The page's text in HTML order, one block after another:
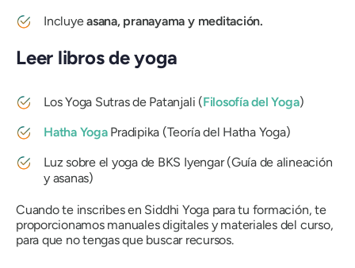
Incluyeasana, pranayama y meditación.
Leer libros de yoga
Los Yoga Sutras de Patanjali (Filosofía del Yoga)
Hatha YogaPradipika (Teoría del Hatha Yoga)
Luz sobre el yogade BKS Iyengar (Guía de alineación
y asanas)
Cuando te inscribes en Siddhi Yoga para tu formación, te
proporcionamos manuales digitales y materiales del curso,
para que no tengas que buscar recursos.